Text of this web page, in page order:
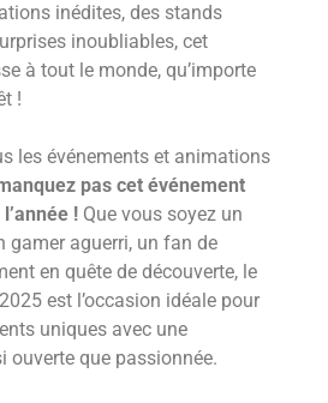
inédites, des stands
inoubliables, cet
à tout le monde, qu’importe
!
les événements et animations
pas cet événement
!Que vous soyez un
gamer aguerri, un fan de
en quête de découverte, le
est l’occasion idéale pour
uniques avec une
ouverte que passionnée.